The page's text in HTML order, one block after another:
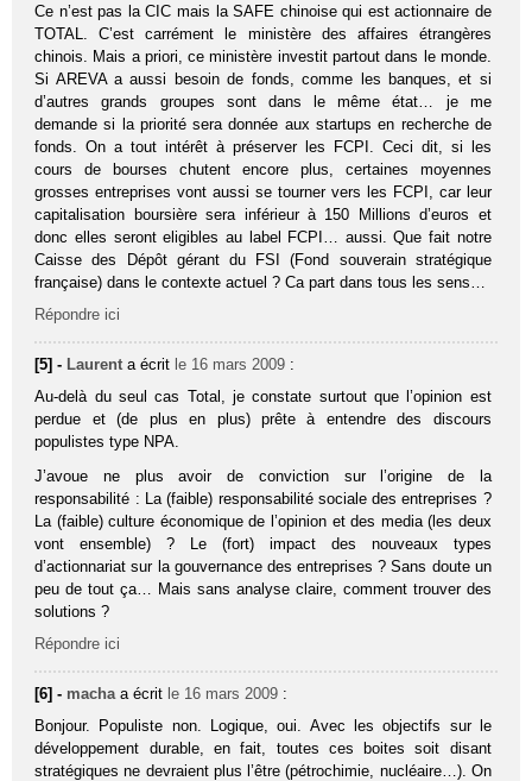
Ce n’est pas la CIC mais la SAFE chinoise qui est actionnaire de
TOTAL. C’est carrément le ministère des affaires étrangères
chinois. Mais a priori, ce ministère investit partout dans le monde.
Si AREVA a aussi besoin de fonds, comme les banques, et si
d’autres grands groupes sont dans le même état… je me
demande si la priorité sera donnée aux startups en recherche de
fonds. On a tout intérêt à préserver les FCPI. Ceci dit, si les
cours de bourses chutent encore plus, certaines moyennes
grosses entreprises vont aussi se tourner vers les FCPI, car leur
capitalisation boursière sera inférieur à 150 Millions d’euros et
donc elles seront eligibles au label FCPI… aussi. Que fait notre
Caisse des Dépôt gérant du FSI (Fond souverain stratégique
française) dans le contexte actuel ? Ca part dans tous les sens…
Répondre ici
[5] - Laurent a écrit le 16 mars 2009 :
Au-delà du seul cas Total, je constate surtout que l’opinion est
perdue et (de plus en plus) prête à entendre des discours
populistes type NPA.
J’avoue ne plus avoir de conviction sur l’origine de la
responsabilité : La (faible) responsabilité sociale des entreprises ?
La (faible) culture économique de l’opinion et des media (les deux
vont ensemble) ? Le (fort) impact des nouveaux types
d’actionnariat sur la gouvernance des entreprises ? Sans doute un
peu de tout ça… Mais sans analyse claire, comment trouver des
solutions ?
Répondre ici
[6] - macha a écrit le 16 mars 2009 :
Bonjour. Populiste non. Logique, oui. Avec les objectifs sur le
développement durable, en fait, toutes ces boites soit disant
stratégiques ne devraient plus l’être (pétrochimie, nucléaire…). On